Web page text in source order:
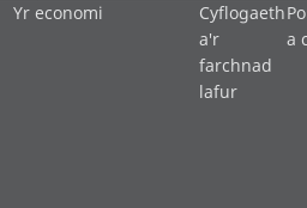
Yr economi
Cyflogaeth
a'r
farchnad
lafur
a